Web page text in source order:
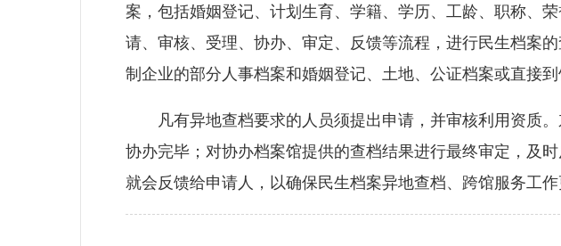
案，包括婚姻登记、计划生育、学籍、学历、工龄、职称、
请、审核、受理、协办、审定、反馈等流程，进行民生档案
制企业的部分人事档案和婚姻登记、土地、公证档案或直接到
凡有异地查档要求的人员须提出申请，并审核利用资质。
协办完毕；对协办档案馆提供的查档结果进行最终审定，及
就会反馈给申请人，以确保民生档案异地查档、跨馆服务工